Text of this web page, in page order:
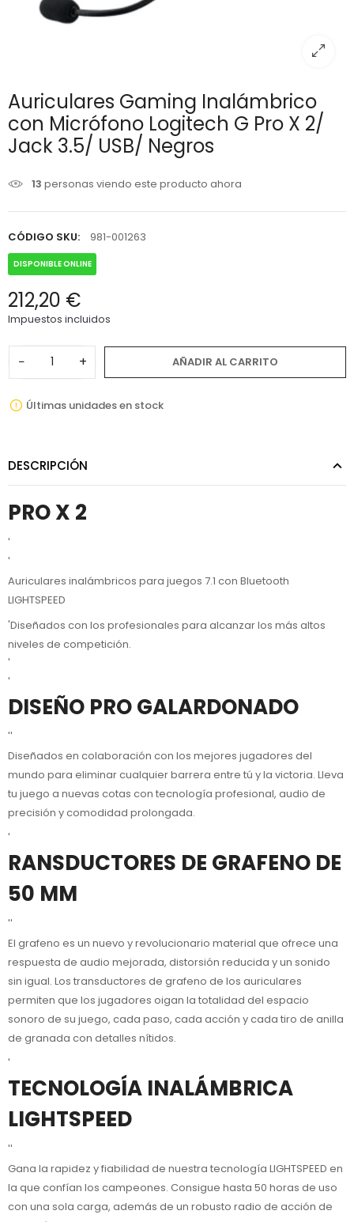
Auriculares Gaming Inalámbrico
con Micrófono Logitech G Pro X 2/
Jack 3.5/ USB/ Negros
13 personas viendo este producto ahora
CÓDIGO SKU: 981-001263
DISPONIBLE ONLINE
212,20 €
Impuestos incluidos
− + AÑADIR AL CARRITO
Últimas unidades en stock
DESCRIPCIÓN
PRO X 2
'
'
Auriculares inalámbricos para juegos 7.1 con Bluetooth
LIGHTSPEED
'Diseñados con los profesionales para alcanzar los más altos
niveles de competición.
'
'
DISEÑO PRO GALARDONADO
''
Diseñados en colaboración con los mejores jugadores del
mundo para eliminar cualquier barrera entre tú y la victoria. Lleva
tu juego a nuevas cotas con tecnología profesional, audio de
precisión y comodidad prolongada.
'
RANSDUCTORES DE GRAFENO DE
50 MM
''
El grafeno es un nuevo y revolucionario material que ofrece una
respuesta de audio mejorada, distorsión reducida y un sonido
sin igual. Los transductores de grafeno de los auriculares
permiten que los jugadores oigan la totalidad del espacio
sonoro de su juego, cada paso, cada acción y cada tiro de anilla
de granada con detalles nítidos.
'
TECNOLOGÍA INALÁMBRICA
LIGHTSPEED
''
Gana la rapidez y fiabilidad de nuestra tecnología LIGHTSPEED en
la que confían los campeones. Consigue hasta 50 horas de uso
con una sola carga, además de un robusto radio de acción de